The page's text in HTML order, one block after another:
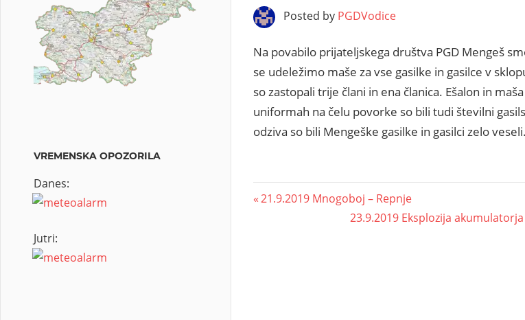
Posted by PGDVodice
Na povabilo prijateljskega društva PGD Mengeš
se udeležimo maše za vse gasilke in gasilce v
so zastopali trije člani in ena članica. Ešalon in
uniformah na čelu povorke so bili tudi številni
odziva so bili Mengeške gasilke in gasilci zelo veseli.
21.9.2019 Mnogoboj – Repnje
23.9.2019 Eksplozija
VREMENSKA OPOZORILA
Danes:
Jutri: